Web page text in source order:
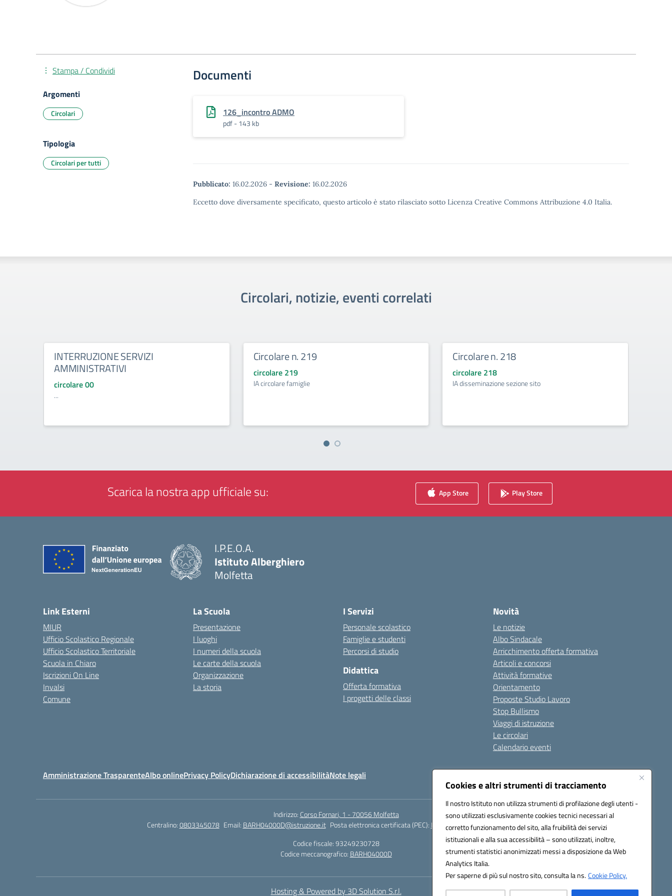
Cookies e altri strumenti di tracciamento
Il nostro Istituto non utilizza strumenti di profilazione degli utenti -
sono utilizzati esclusivamente cookies tecnici necessari al
corretto funzionamento del sito, alla fruibilità dei servizi
istituzionali e alla sua accessibilità – sono utilizzati, inoltre,
strumenti statistici anonimizzati messi a disposizione da Web
Analytics Italia.
Per saperne di più sul nostro sito, consulta la ns.Cookie Policy.
Documenti
126_incontro ADMO
pdf - 143 kb
Pubblicato: 16.02.2026 - Revisione: 16.02.2026
Eccetto dove diversamente specificato, questo articolo è stato rilasciato sotto Licenza Creative Commons Attribuzione 4.0 Italia.
Stampa / Condividi
Argomenti
Circolari
Tipologia
Circolari per tutti
Circolari, notizie, eventi correlati
INTERRUZIONE SERVIZI
AMMINISTRATIVI
circolare 00
...
Circolare n. 219
circolare 219
IA circolare famiglie
Circolare n. 218
circolare 218
IA disseminazione sezione sito
Scarica la nostra app ufficiale su: App Store Play Store
I.P.E.O.A.
Istituto Alberghiero
Molfetta
Link Esterni
MIUR
Ufficio Scolastico Regionale
Ufficio Scolastico Territoriale
Scuola in Chiaro
Iscrizioni On Line
Invalsi
Comune
La Scuola
Presentazione
I luoghi
I numeri della scuola
Le carte della scuola
Organizzazione
La storia
I Servizi
Personale scolastico
Famiglie e studenti
Percorsi di studio
Didattica
Offerta formativa
I progetti delle classi
Novità
Le notizie
Albo Sindacale
Arricchimento offerta formativa
Articoli e concorsi
Attività formative
Orientamento
Proposte Studio Lavoro
Stop Bullismo
Viaggi di istruzione
Le circolari
Calendario eventi
Amministrazione TrasparenteAlbo onlinePrivacy PolicyDichiarazione di accessibilitàNote legali Seguici su:
Indirizzo: Corso Fornari, 1 - 70056 Molfetta
Centralino:0803345078 Email: BARH04000D@istruzione.it Posta elettronica certificata (PEC): BARH04000D@pec.istruzione.it
Codice fiscale: 93249230728
Codice meccanografico: BARH04000D
Hosting & Powered by 3D Solution S.r.l.